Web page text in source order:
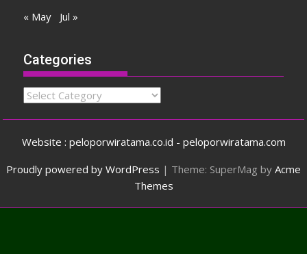
« May Jul »
Categories
Categories
Website : peloporwiratama.co.id - peloporwiratama.com
Proudly powered by WordPress | Theme: SuperMag by Acme
Themes